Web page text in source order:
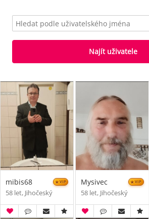
Najít uživatele
mibis68 VIP
58 let, Jihočeský
Mysivec VIP
58 let, Jihočeský